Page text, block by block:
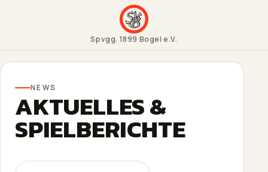
Spvgg. 1899 Bogel e.V.
NEWS
AKTUELLES &
SPIELBERICHTE